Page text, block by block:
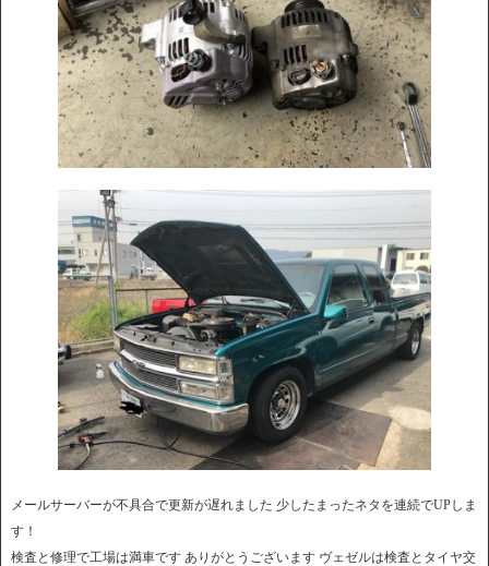
メールサーバーが不具合で更新が遅れました 少したまったネタを連続でUPしま
す！
検査と修理で工場は満車です ありがとうございます ヴェゼルは検査とタイヤ交